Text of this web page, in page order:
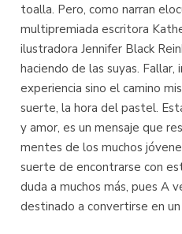
toalla. Pero, como narran
multipremiada escritora
ilustradora Jennifer Black
haciendo de las suyas.
experiencia sino el camino
suerte, la hora del pastel.
y amor, es un mensaje que
mentes de los muchos
suerte de encontrarse con
duda a muchos más, pues A
destinado a convertirse en